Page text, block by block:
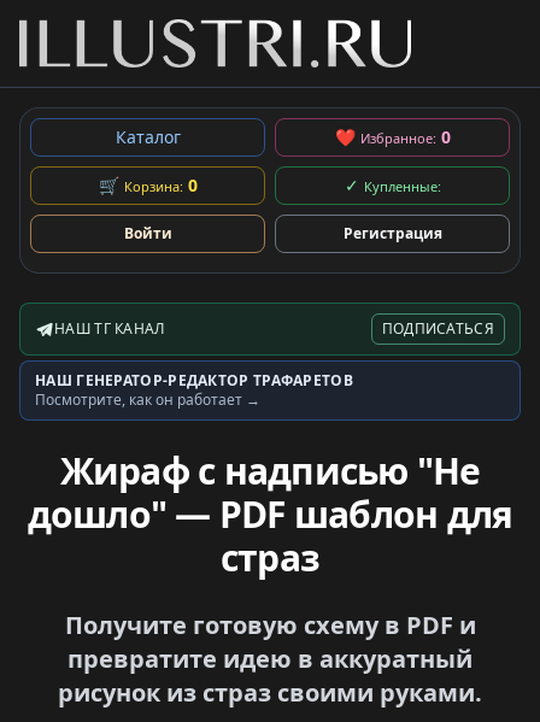
Каталог ❤ Избранное: 0
🛒 Корзина: 0 ✓ Купленные:
Войти Регистрация
Telegram-канал
НАШ ТГ КАНАЛ ПОДПИСАТЬСЯ
Генератор трафаретов
НАШ ГЕНЕРАТОР-РЕДАКТОР ТРАФАРЕТОВ
Посмотрите, как он работает →
Жираф с надписью "Не
дошло" — PDF шаблон для
страз
Получите готовую схему в PDF и
превратите идею в аккуратный
рисунок из страз своими руками.